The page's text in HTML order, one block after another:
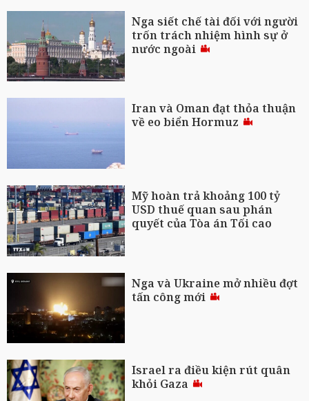
Nga siết chế tài đối với người
trốn trách nhiệm hình sự ở
nước ngoài
Iran và Oman đạt thỏa thuận
về eo biển Hormuz
Mỹ hoàn trả khoảng 100 tỷ
USD thuế quan sau phán
quyết của Tòa án Tối cao
Nga và Ukraine mở nhiều đợt
tấn công mới
Israel ra điều kiện rút quân
khỏi Gaza